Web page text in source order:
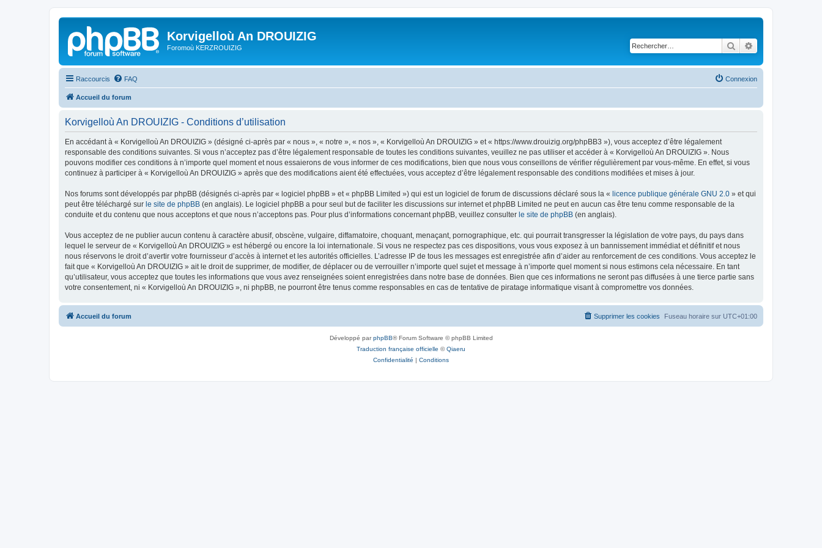
Korvigelloù An DROUIZIG
Foromoù KERZROUIZIG Rechercher
Raccourcis FAQ Connexion
Accueil du forum
Korvigelloù An DROUIZIG - Conditions d’utilisation
En accédant à « Korvigelloù An DROUIZIG » (désigné ci-après par « nous », « notre », « nos », « Korvigelloù An DROUIZIG » et « https://www.drouizig.org/phpBB3 »), vous acceptez d’être légalement
responsable des conditions suivantes. Si vous n’acceptez pas d’être légalement responsable de toutes les conditions suivantes, veuillez ne pas utiliser et accéder à « Korvigelloù An DROUIZIG ». Nous
pouvons modifier ces conditions à n’importe quel moment et nous essaierons de vous informer de ces modifications, bien que nous vous conseillons de vérifier régulièrement par vous-même. En effet, si vous
continuez à participer à « Korvigelloù An DROUIZIG » après que des modifications aient été effectuées, vous acceptez d’être légalement responsable des conditions modifiées et mises à jour.
Nos forums sont développés par phpBB (désignés ci-après par « logiciel phpBB » et « phpBB Limited ») qui est un logiciel de forum de discussions déclaré sous la « licence publique générale GNU 2.0 » et qui
peut être téléchargé sur le site de phpBB (en anglais). Le logiciel phpBB a pour seul but de faciliter les discussions sur internet et phpBB Limited ne peut en aucun cas être tenu comme responsable de la
conduite et du contenu que nous acceptons et que nous n’acceptons pas. Pour plus d’informations concernant phpBB, veuillez consulter le site de phpBB (en anglais).
Vous acceptez de ne publier aucun contenu à caractère abusif, obscène, vulgaire, diffamatoire, choquant, menaçant, pornographique, etc. qui pourrait transgresser la législation de votre pays, du pays dans
lequel le serveur de « Korvigelloù An DROUIZIG » est hébergé ou encore la loi internationale. Si vous ne respectez pas ces dispositions, vous vous exposez à un bannissement immédiat et définitif et nous
nous réservons le droit d’avertir votre fournisseur d’accès à internet et les autorités officielles. L’adresse IP de tous les messages est enregistrée afin d’aider au renforcement de ces conditions. Vous acceptez le
fait que « Korvigelloù An DROUIZIG » ait le droit de supprimer, de modifier, de déplacer ou de verrouiller n’importe quel sujet et message à n’importe quel moment si nous estimons cela nécessaire. En tant
qu’utilisateur, vous acceptez que toutes les informations que vous avez renseignées soient enregistrées dans notre base de données. Bien que ces informations ne seront pas diffusées à une tierce partie sans
votre consentement, ni « Korvigelloù An DROUIZIG », ni phpBB, ne pourront être tenus comme responsables en cas de tentative de piratage informatique visant à compromettre vos données.
Accueil du forum Fuseau horaire sur UTC+01:00
Supprimer les cookies
Développé parphpBB® Forum Software © phpBB Limited
Traduction française officielle ©Qiaeru
Confidentialité | Conditions